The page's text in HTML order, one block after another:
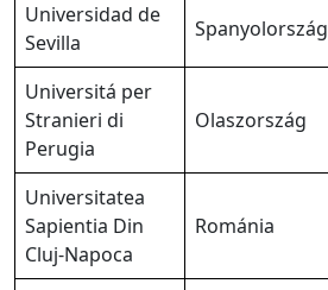
Universidad de
Sevilla
Spanyolország
Universitá per
Stranieri di
Perugia
Olaszország
Universitatea
Sapientia Din
Cluj-Napoca
Románia